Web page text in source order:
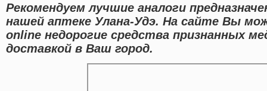
Рекомендуем лучшие аналоги
нашей аптеке Улана-Удэ. На сайте Вы
online недорогие средства признанных
доставкой в Ваш город.